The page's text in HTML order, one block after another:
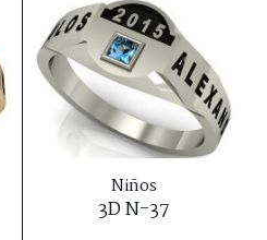
Niños
3D N-37